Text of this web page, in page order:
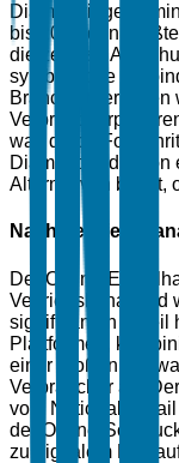
Diamantringe
bis 2025 den
die zeitlose
symbolische
Branchenberichten
was durch
Diamantproduktion
Alternativen bietet,
Nach
Der Online-
Vertriebskanal und
signifikanten Anteil
Plattformen,
einer großen
Verbraucher an.
vom National
der Online-
zu digitalem